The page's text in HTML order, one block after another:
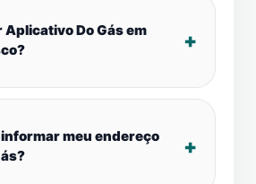
Do Gás em
meu endereço